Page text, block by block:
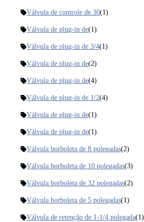
Válvula de controle de 30(1)
Válvula de plug-in de(1)
Válvula de plug-in de 3/4(1)
Válvula de plug-in de(2)
Válvula de plug-in de(4)
Válvula de plug-in de 1/2(4)
Válvula de plug-in de(1)
Válvula de plug-in de(1)
Válvula borboleta de 8 polegadas(2)
Válvula borboleta de 10 polegadas(3)
Válvula borboleta de 32 polegadas(2)
Válvula borboleta de 5 polegadas(1)
Válvula de retenção de 1-1/4 polegada(1)